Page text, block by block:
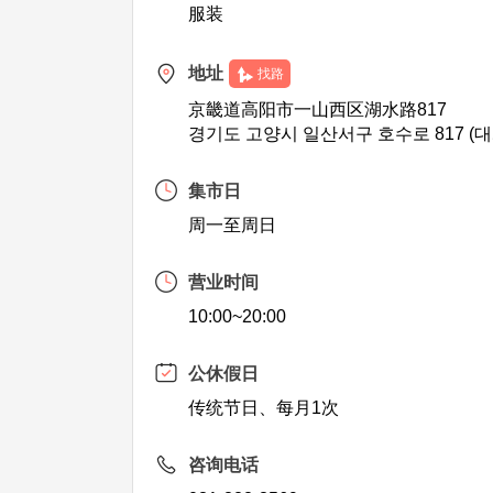
服装
地址 找路
京畿道高阳市一山西区湖水路817
경기도 고양시 일산서구 호수로 817 (
集市日
周一至周日
营业时间
10:00~20:00
公休假日
传统节日、每月1次
咨询电话